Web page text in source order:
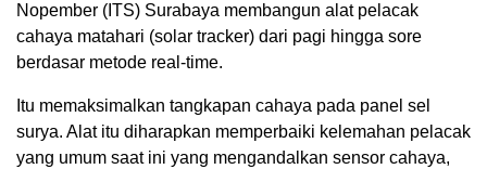
Nopember (ITS) Surabaya membangun alat pelacak
cahaya matahari (solar tracker) dari pagi hingga sore
berdasar metode real-time.
Itu memaksimalkan tangkapan cahaya pada panel sel
surya. Alat itu diharapkan memperbaiki kelemahan pelacak
yang umum saat ini yang mengandalkan sensor cahaya,